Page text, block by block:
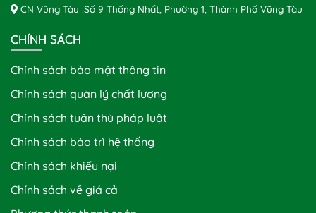
CN Vũng Tàu :Số 9 Thống Nhất, Phường 1, Thành Phố Vũng Tàu
CHÍNH SÁCH
Chính sách bảo mật thông tin
Chính sách quản lý chất lượng
Chính sách tuân thủ pháp luật
Chính sách bảo trì hệ thống
Chính sách khiếu nại
Chính sách về giá cả